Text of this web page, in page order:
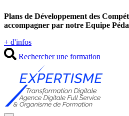
au
contenu
Plans de Développement des
accompagner par notre Equipe
+ d'infos
Rechercher une formation